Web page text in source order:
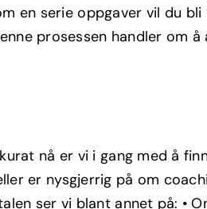
en serie oppgaver vil du
prosessen handler om
nå er vi i gang med å
er nysgjerrig på om
ser vi blant annet på: •